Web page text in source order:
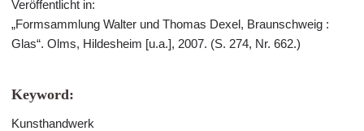
Veröffentlicht in:
„Formsammlung Walter und Thomas Dexel, Braunschweig :
Glas“. Olms, Hildesheim [u.a.], 2007. (S. 274, Nr. 662.)
Keyword:
Kunsthandwerk